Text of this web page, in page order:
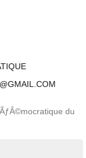
du